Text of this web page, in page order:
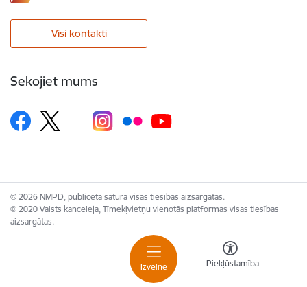
Izvēlne Piekļūstamība
Visi kontakti
Sekojiet mums
© 2026 NMPD, publicētā satura visas tiesības aizsargātas.
© 2020 Valsts kanceleja, Tīmekļvietņu vienotās platformas visas tiesības
aizsargātas.